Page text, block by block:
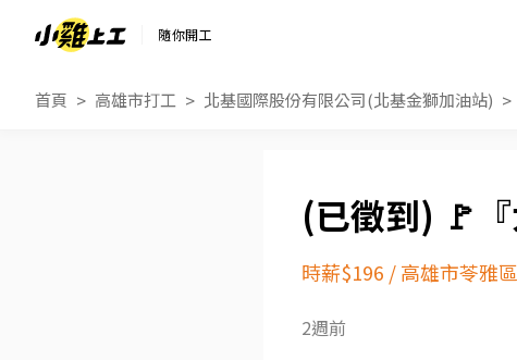
隨你開工
首頁 高雄市打工 北基國際股份有限公司(北基金獅加油站)
🚩
時薪$196 /高雄市苓雅區
2週前